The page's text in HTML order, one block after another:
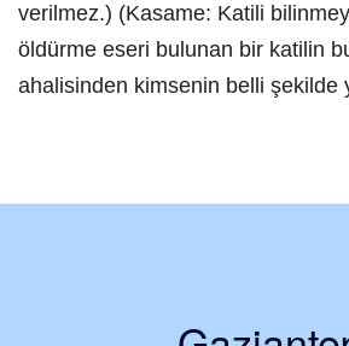
verilmez.) (Kasame: Katili
öldürme eseri bulunan bir katilin
ahalisinden kimsenin belli şekilde